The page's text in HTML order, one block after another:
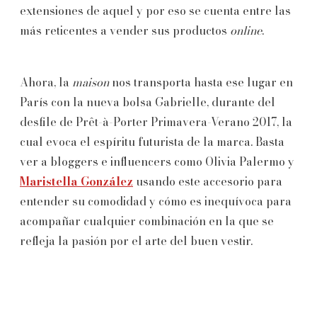
extensiones de aquel y por eso se cuenta entre las
más reticentes a vender sus productos online.
Ahora, la maisonnos transporta hasta ese lugar en
París con la nueva bolsa Gabrielle, durante del
desfile de Prêt-à-Porter Primavera-Verano 2017, la
cual evoca el espíritu futurista de la marca. Basta
ver a bloggers e influencers como Olivia Palermo y
Maristella González usando este accesorio para
entender su comodidad y cómo es inequívoca para
acompañar cualquier combinación en la que se
refleja la pasión por el arte del buen vestir.